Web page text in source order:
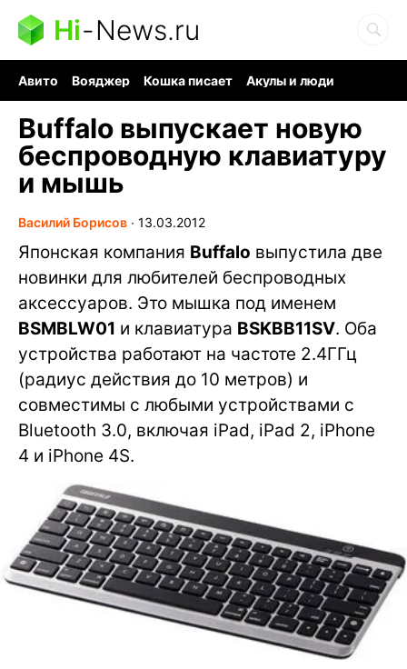
Hi-News.ru
Авито Вояджер Кошка писает
Акулы и люди
Buffalo выпускает новую
беспроводную клавиатуру
и мышь
Василий Борисов ∙ 13.03.2012
Японская компания Buffalo выпустила две
новинки для любителей беспроводных
аксессуаров. Это мышка под именем
BSMBLW01 и клавиатура BSKBB11SV. Оба
устройства работают на частоте 2.4ГГц
(радиус действия до 10 метров) и
совместимы с любыми устройствами с
Bluetooth 3.0, включая iPad, iPad 2, iPhone
4 и iPhone 4S.